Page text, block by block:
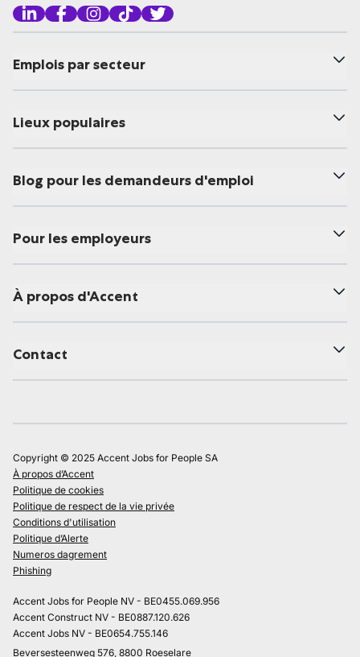
Emplois par secteur
Lieux populaires
Blog pour les demandeurs d'emploi
Pour les employeurs
À propos d'Accent
Contact
Copyright © 2025 Accent Jobs for People SA
À propos d’Accent
Politique de cookies
Politique de respect de la vie privée
Conditions d'utilisation
Politique d’Alerte
Numeros dagrement
Phishing
Accent Jobs for People NV - BE0455.069.956
Accent Construct NV - BE0887.120.626
Accent Jobs NV - BE0654.755.146
Beversesteenweg 576, 8800 Roeselare